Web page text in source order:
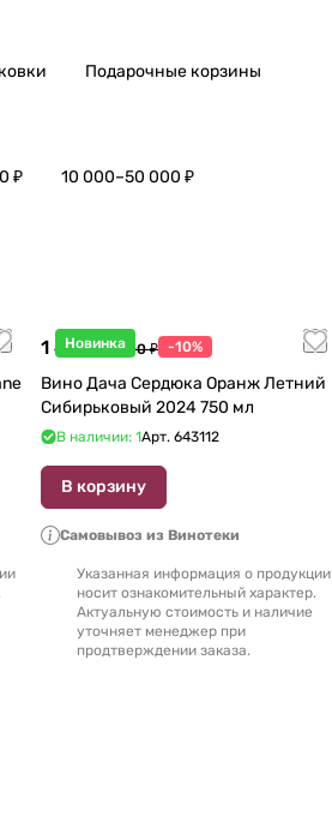
Подарочные корзины
₽ 10 000–50 000 ₽
Новинка
1 440 ₽1 600 ₽ -10%
Вино Дача Сердюка Оранж Летний
Сибирьковый 2024 750 мл
В наличии: 1Арт. 643112
В корзину
Самовывоз из Винотеки
Указанная информация о продукции
носит ознакомительный характер.
Актуальную стоимость и наличие
уточняет менеджер при
продтверждении заказа.